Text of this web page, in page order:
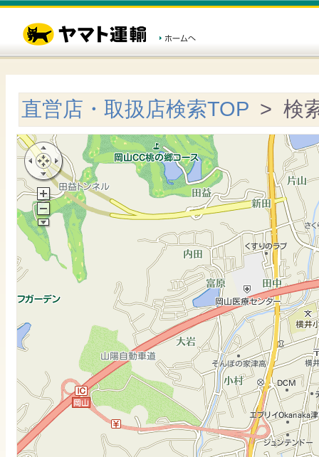
直営店・取扱店検索TOP > 検